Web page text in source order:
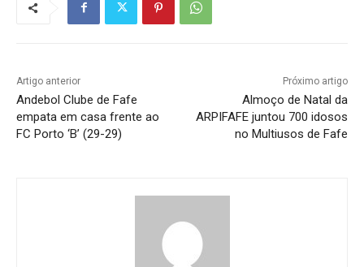
Artigo anterior
Andebol Clube de Fafe
empata em casa frente ao
FC Porto ‘B’ (29-29)
Próximo artigo
Almoço de Natal da
ARPIFAFE juntou 700 idosos
no Multiusos de Fafe